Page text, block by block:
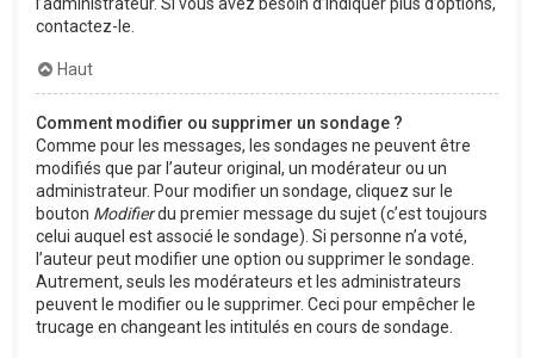
contactez-le.
Haut
Comment modifier ou supprimer un sondage ?
Comme pour les messages, les sondages ne peuvent être
modifiés que par l’auteur original, un modérateur ou un
administrateur. Pour modifier un sondage, cliquez sur le
bouton Modifierdu premier message du sujet (c’est toujours
celui auquel est associé le sondage). Si personne n’a voté,
l’auteur peut modifier une option ou supprimer le sondage.
Autrement, seuls les modérateurs et les administrateurs
peuvent le modifier ou le supprimer. Ceci pour empêcher le
trucage en changeant les intitulés en cours de sondage.